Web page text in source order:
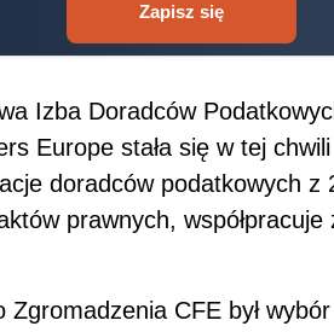
Zapisz się
Izba Doradców
Europe stała się w tej
doradców podatkowych z
prawnych, współpracuje
CFE był